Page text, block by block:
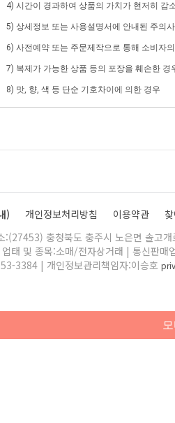
4) 시간이 경과하여 상품의 가치가 현저히 감
5) 상세정보 또는 사용설명서에 안내된 주의
6) 사전예약 또는 주문제작으로 통해 소비자
7) 복제가 가능한 상품 등의 포장을 훼손한 경
8) 맛, 향, 색 등 단순 기호차이에 의한 경우
) 개인정보처리방침 이용약관
:(27453) 충청북도 충주시 노은면 솔고
태 및 종목:소매/전자상거래 | 통신판매
3384 | 개인정보관리책임자:이승호